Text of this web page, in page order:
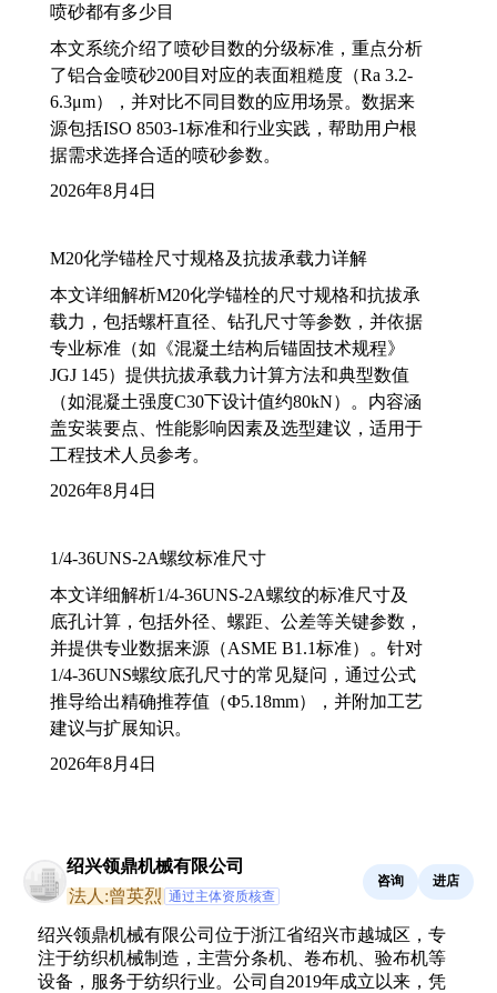
喷砂都有多少目
本文系统介绍了喷砂目数的分级标准，重点分析
了铝合金喷砂200目对应的表面粗糙度（Ra 3.2-
6.3μm），并对比不同目数的应用场景。数据来
源包括ISO 8503-1标准和行业实践，帮助用户根
据需求选择合适的喷砂参数。
2026年8月4日
M20化学锚栓尺寸规格及抗拔承载力详解
本文详细解析M20化学锚栓的尺寸规格和抗拔承
载力，包括螺杆直径、钻孔尺寸等参数，并依据
专业标准（如《混凝土结构后锚固技术规程》
JGJ 145）提供抗拔承载力计算方法和典型数值
（如混凝土强度C30下设计值约80kN）。内容涵
盖安装要点、性能影响因素及选型建议，适用于
工程技术人员参考。
2026年8月4日
1/4-36UNS-2A螺纹标准尺寸
本文详细解析1/4-36UNS-2A螺纹的标准尺寸及
底孔计算，包括外径、螺距、公差等关键参数，
并提供专业数据来源（ASME B1.1标准）。针对
1/4-36UNS螺纹底孔尺寸的常见疑问，通过公式
推导给出精确推荐值（Φ5.18mm），并附加工艺
建议与扩展知识。
2026年8月4日
绍兴领鼎机械有限公司
法人:曾英烈 通过主体资质核查
咨询 进店
绍兴领鼎机械有限公司位于浙江省绍兴市越城区，专
注于纺织机械制造，主营分条机、卷布机、验布机等
设备，服务于纺织行业。公司自2019年成立以来，凭